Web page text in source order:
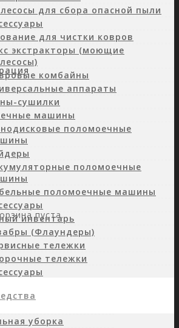
пуста.
для сбора опасной пыли
для чистки ковров
экстракторы (моющие
комбайны
аппараты
сушилки
машины
поломоечные
поломоечные
поломоечные машины
инвентарь
(Флаундеры)
тележки
тележки
уборка